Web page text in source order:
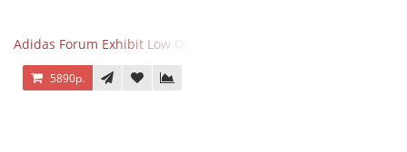
Adidas Forum Exhibit Low Off White Black
5890р.